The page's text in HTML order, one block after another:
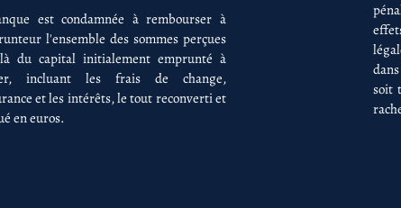
est condamnée à rembourser à
l'ensemble des sommes perçues
du capital initialement emprunté à
incluant les frais de change,
et les intérêts, le tout reconverti et
en euros.
soit